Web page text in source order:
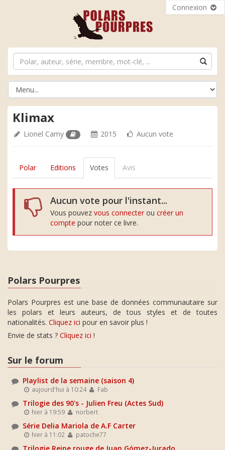
Connexion
Klimax
Lionel Camy 2015 Aucun vote
Polar Editions Votes Avis
Aucun vote pour l'instant...
Vous pouvez vous connecter ou créer un
compte pour noter ce livre.
Polars Pourpres
Polars Pourpres est une base de données communautaire sur
les polars et leurs auteurs, de tous styles et de toutes
nationalités. Cliquez ici pour en savoir plus !
Envie de stats ? Cliquez ici !
Sur le forum
Playlist de la semaine (saison 4)
aujourd'hui à 10:24 Fab
Trilogie des 90's - Julien Freu (Actes Sud)
hier à 19:59 norbert
Série Delia Mariola de A.F Carter
hier à 11:02 patoche77